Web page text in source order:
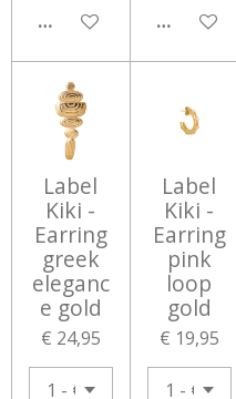
IN WINKELWAGEN
IN
Label
Kiki -
Earring
greek
eleganc
e gold
€ 24,95
Label
Kiki -
Earring
pink
loop
gold
€ 19,95